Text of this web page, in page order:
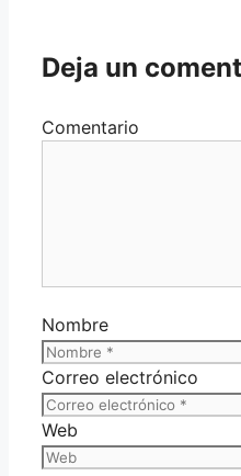
Deja un
Comentario
Nombre
Correo electrónico
Web